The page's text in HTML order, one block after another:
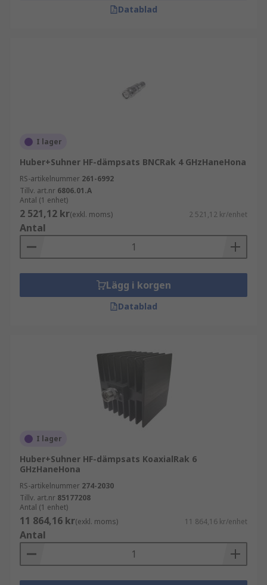
Datablad
I lager
Huber+Suhner HF-dämpsats BNCRak 4 GHzHaneHona
RS-artikelnummer 261-6992
Tillv. art.nr 6806.01.A
Antal (1 enhet)
2 521,12 kr(exkl. moms) 2 521,12 kr/enhet
Antal
Lägg i korgen
Datablad
I lager
Huber+Suhner HF-dämpsats KoaxialRak 6
GHzHaneHona
RS-artikelnummer 274-2030
Tillv. art.nr 85177208
Antal (1 enhet)
11 864,16 kr(exkl. moms) 11 864,16 kr/enhet
Antal